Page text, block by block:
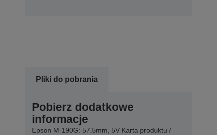
Pliki do pobrania
Pobierz dodatkowe
informacje
Epson M-190G: 57.5mm, 5V Karta produktu /